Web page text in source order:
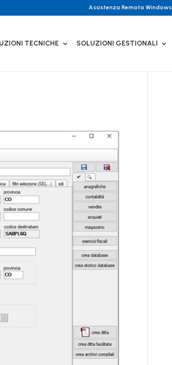
Assistenza Remota Windows
TECNICHE SOLUZIONI GESTIONALI